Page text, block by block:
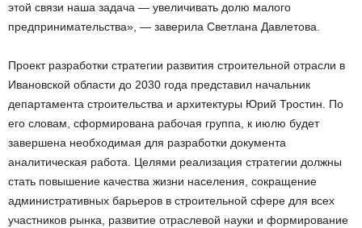
этой связи наша задача — увеличивать долю малого
предпринимательства», — заверила Светлана Давлетова.
Проект разработки стратегии развития строительной отрасли в
Ивановской области до 2030 года представил начальник
департамента строительства и архитектуры Юрий Тростин. По
его словам, сформирована рабочая группа, к июлю будет
завершена необходимая для разработки документа
аналитическая работа. Целями реализация стратегии должны
стать повышение качества жизни населения, сокращение
административных барьеров в строительной сфере для всех
участников рынка, развитие отраслевой науки и формирование